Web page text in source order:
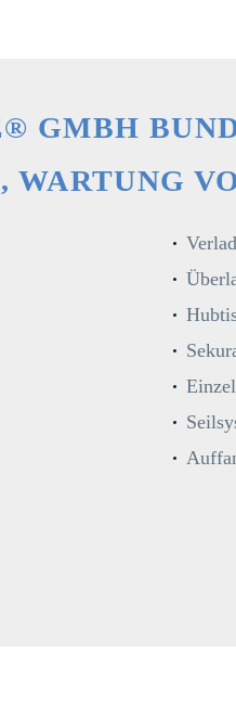
GMBH
WARTUNG